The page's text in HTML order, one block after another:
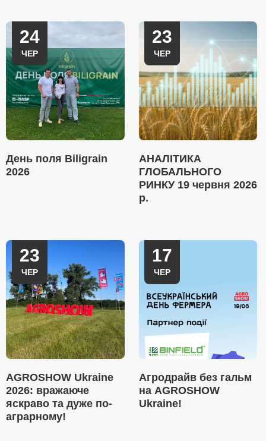
24
ЧЕР
День поля Biligrain
2026
23
ЧЕР
АНАЛІТИКА
ГЛОБАЛЬНОГО
РИНКУ 19 червня 2026
р.
23
ЧЕР
AGROSHOW Ukraine
2026: вражаюче
яскраво та дуже по-
аграрному!
17
ЧЕР
Агродрайв без гальм
на AGROSHOW
Ukraine!